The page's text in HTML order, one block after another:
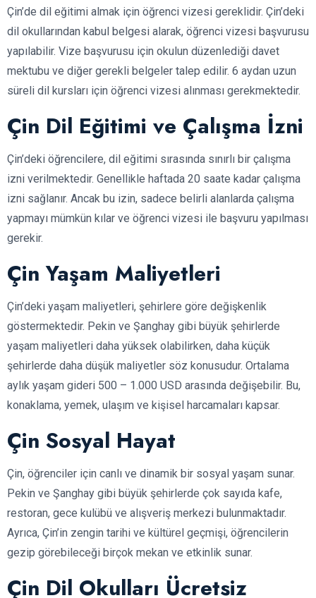
Çin’de dil eğitimi almak için öğrenci vizesi gereklidir. Çin’deki
dil okullarından kabul belgesi alarak, öğrenci vizesi başvurusu
yapılabilir. Vize başvurusu için okulun düzenlediği davet
mektubu ve diğer gerekli belgeler talep edilir. 6 aydan uzun
süreli dil kursları için öğrenci vizesi alınması gerekmektedir.
Çin Dil Eğitimi ve Çalışma İzni
Çin’deki öğrencilere, dil eğitimi sırasında sınırlı bir çalışma
izni verilmektedir. Genellikle haftada 20 saate kadar çalışma
izni sağlanır. Ancak bu izin, sadece belirli alanlarda çalışma
yapmayı mümkün kılar ve öğrenci vizesi ile başvuru yapılması
gerekir.
Çin Yaşam Maliyetleri
Çin’deki yaşam maliyetleri, şehirlere göre değişkenlik
göstermektedir. Pekin ve Şanghay gibi büyük şehirlerde
yaşam maliyetleri daha yüksek olabilirken, daha küçük
şehirlerde daha düşük maliyetler söz konusudur. Ortalama
aylık yaşam gideri 500 – 1.000 USD arasında değişebilir. Bu,
konaklama, yemek, ulaşım ve kişisel harcamaları kapsar.
Çin Sosyal Hayat
Çin, öğrenciler için canlı ve dinamik bir sosyal yaşam sunar.
Pekin ve Şanghay gibi büyük şehirlerde çok sayıda kafe,
restoran, gece kulübü ve alışveriş merkezi bulunmaktadır.
Ayrıca, Çin’in zengin tarihi ve kültürel geçmişi, öğrencilerin
gezip görebileceği birçok mekan ve etkinlik sunar.
Çin Dil Okulları Ücretsiz